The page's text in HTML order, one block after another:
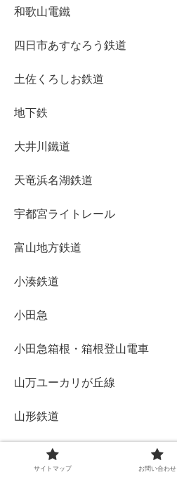
和歌山電鐵
四日市あすなろう鉄道
土佐くろしお鉄道
地下鉄
大井川鐵道
天竜浜名湖鉄道
宇都宮ライトレール
富山地方鉄道
小湊鉄道
小田急
小田急箱根・箱根登山電車
山万ユーカリが丘線
山形鉄道
岡山電気軌道
サイトマップ お問い合わせ